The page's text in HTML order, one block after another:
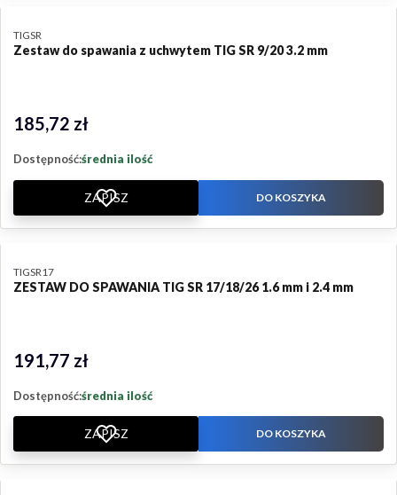
Zestaw do spawania z uchwytem TIG SR 9/20 3.2 mm
PRODUCENT
TIGSR
Cena
185,72 zł
Dostępność:średnia ilość
ZAPISZ DO KOSZYKA
ZESTAW DO SPAWANIA TIG SR 17/18/26 1.6 mm i 2.4 mm
PRODUCENT
TIGSR17
Cena
191,77 zł
Dostępność:średnia ilość
ZAPISZ DO KOSZYKA